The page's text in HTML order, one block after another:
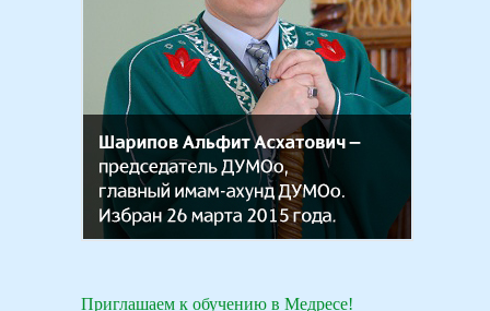
Приглашаем к обучению в Медресе!